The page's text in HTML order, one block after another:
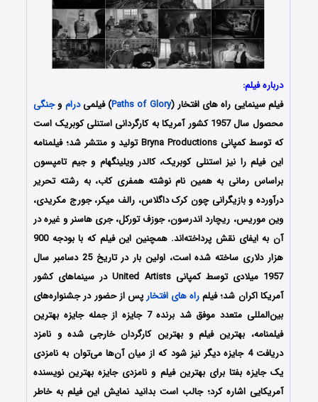
درباره فیلم:
فیلم سینمایی راه های افتخار (Paths of Glory) فیلمیدرام وجنگی
محصول سال 1957 کشور آمریکا به کارگردانی استنلی کوبریک است
که توسط کمپانی Bryna Productions تولید و منتشر شد؛ فیلمنامه
این فیلم را نیز استنلی کوبریک، کالدر ویلینگهام و جیم تامپسون
براساس رمانی به همین نام نوشته همفری کاب، به رشته تحریر
درآورده و بازیگرانی چون کرک داگلاس، رالف میکر، جورج مکریدی،
وین موریس، ریچارد اندرسون، جوزف تورکل، جری هاسنر و غیره در
آن به ایفای نقش پرداخته‌اند. همچنین این فیلم که با بودجه 900
هزار دلاری ساخته شده است، اولین بار در تاریخ 25 دسامبر سال
1957 میلادی توسط کمپانی United Artists در سینماهای کشور
آمریکا اکران شد؛ فیلمراه های افتخار پس از حضور در جشنواره‌‌های
بین‌المللی متعدد موفق شد برنده 7 جایزه از جمله جایزه بهترین
فیلمنامه، بهترین فیلم و بهترین کارگردان خارجی شده و نامزد
دریافت 4 جایزه دیگر نیز شود که از میان آن‌ها می‌توان به نامزدی
یک جایزه بفتا برای بهترین فیلم و نامزدی جایزه بهترین نویسنده
آمریکایی اشاره کرد؛ جالب است بدانید نمایش این فیلم به‌ خاطر